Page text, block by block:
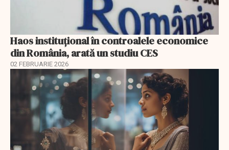
Haos instituțional în controalele economice
din România, arată un studiu CES
02 FEBRUARIE 2026